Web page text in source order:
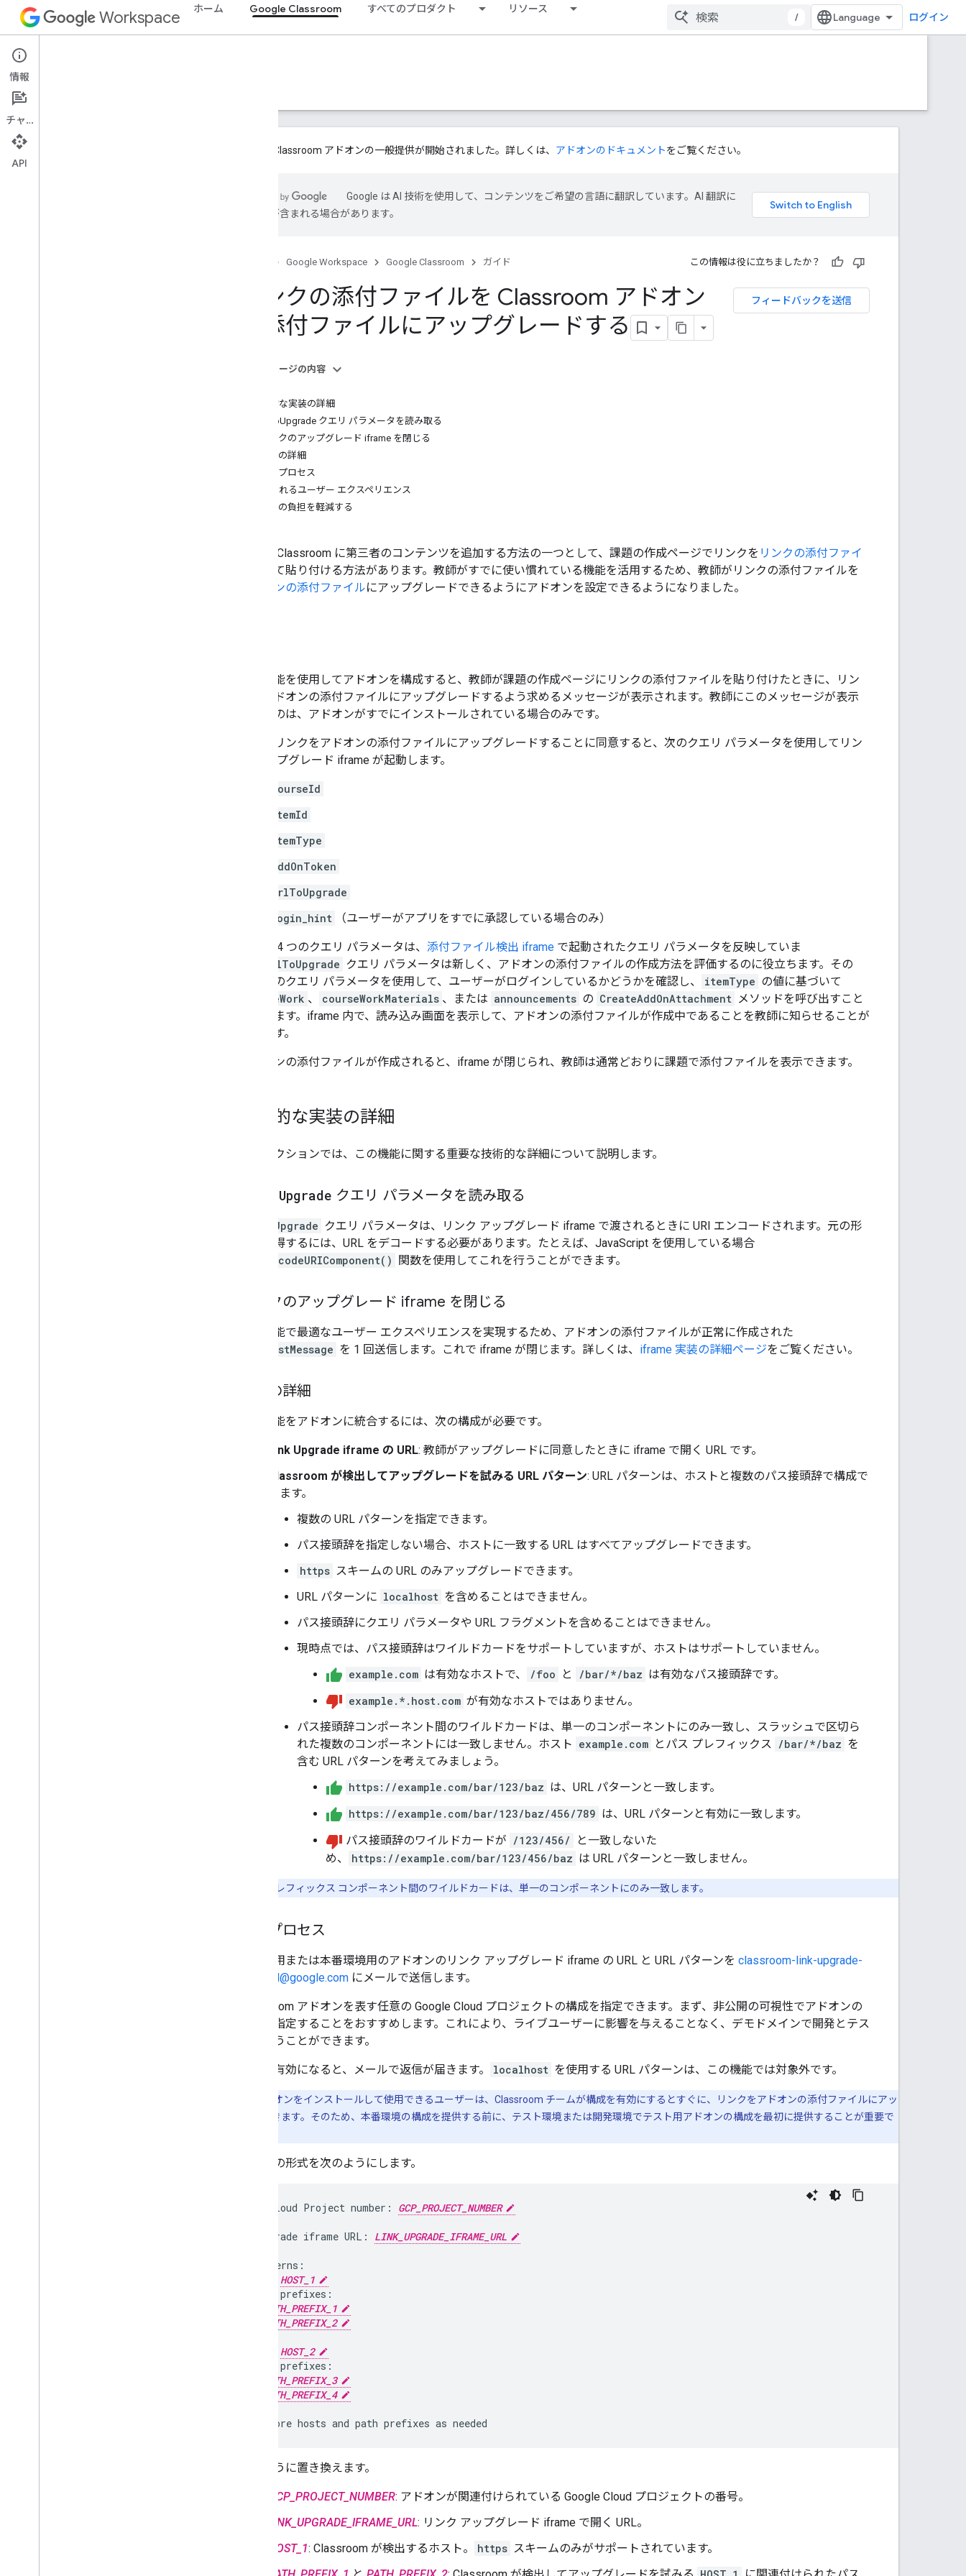
Workspace ホーム Google Classroom すべてのプロダクト リソース
/ ログイン
Google Classroom
概要
Google Classroom アドオンの一般提供が開始されました。詳しくは、 アドオンのドキュメントをご覧ください。
Google は AI 技術を使用して、コンテンツをご希望の言語に翻訳しています。AI 翻訳に
は誤りが含まれる場合があります。
Google Workspace Google Classroom ガイド この情報は役に立ちましたか？
フィードバックを送信
リンクの添付ファイルを Classroom アドオン
の添付ファイルにアップグレードする
このページの内容
技術的な実装の詳細
urlToUpgrade クエリ パラメータを読み取る
リンクのアップグレード iframe を閉じる
構成の詳細
開発プロセス
推奨されるユーザー エクスペリエンス
教師の負担を軽減する
教師が Classroom に第三者のコンテンツを追加する方法の一つとして、課題の作成ページでリンクを リンクの添付ファイ
として貼り付ける方法があります。教師がすでに使い慣れている機能を活用するため、教師がリンクの添付ファイルを
アドオンの添付ファイルにアップグレードできるようにアドオンを設定できるようになりました。
この機能を使用してアドオンを構成すると、教師が課題の作成ページにリンクの添付ファイルを貼り付けたときに、リン
クをアドオンの添付ファイルにアップグレードするよう求めるメッセージが表示されます。教師にこのメッセージが表示
されるのは、アドオンがすでにインストールされている場合のみです。
教師がリンクをアドオンの添付ファイルにアップグレードすることに同意すると、次のクエリ パラメータを使用してリン
ク アップグレード iframe が起動します。
courseId
itemId
itemType
addOnToken
urlToUpgrade
login_hint
（ユーザーがアプリをすでに承認している場合のみ）
最初の 4 つのクエリ パラメータは、 添付ファイル検出 iframe で起動されたクエリ パラメータを反映していま
urlToUpgrade クエリ パラメータは新しく、アドオンの添付ファイルの作成方法を評価するのに役立ちます。その
後、他のクエリ パラメータを使用して、ユーザーがログインしているかどうかを確認し、
itemType の値に基づいて
courseWork 、 courseWorkMaterials 、または announcements の CreateAddOnAttachment メソッドを呼び出すこと
ができます。iframe 内で、読み込み画面を表示して、アドオンの添付ファイルが作成中であることを教師に知らせることが
できます。
アドオンの添付ファイルが作成されると、iframe が閉じられ、教師は通常どおりに課題で添付ファイルを表示できます。
技術的な実装の詳細
このセクションでは、この機能に関する重要な技術的な詳細について説明します。
Upgrade クエリ パラメータを読み取る
urlToUpgrade クエリ パラメータは、リンク アップグレード iframe で渡されるときに URI エンコードされます。元の形
式で取得するには、URL をデコードする必要があります。たとえば、JavaScript を使用している場合
decodeURIComponent() 関数を使用してこれを行うことができます。
リンクのアップグレード iframe を閉じる
この機能で最適なユーザー エクスペリエンスを実現するため、アドオンの添付ファイルが正常に作成された
postMessage を 1 回送信します。これで iframe が閉じます。詳しくは、 iframe 実装の詳細ページをご覧ください。
構成の詳細
この機能をアドオンに統合するには、次の構成が必要です。
Link Upgrade iframe の URL: 教師がアップグレードに同意したときに iframe で開く URL です。
Classroom が検出してアップグレードを試みる URL パターン: URL パターンは、ホストと複数のパス接頭辞で構成で
きます。
複数の URL パターンを指定できます。
パス接頭辞を指定しない場合、ホストに一致する URL はすべてアップグレードできます。
https スキームの URL のみアップグレードできます。
URL パターンに localhost を含めることはできません。
パス接頭辞にクエリ パラメータや URL フラグメントを含めることはできません。
現時点では、パス接頭辞はワイルドカードをサポートしていますが、ホストはサポートしていません。
example.com は有効なホストで、 /foo と /bar/*/baz は有効なパス接頭辞です。
example.*.host.com が有効なホストではありません。
パス接頭辞コンポーネント間のワイルドカードは、単一のコンポーネントにのみ一致し、スラッシュで区切ら
れた複数のコンポーネントには一致しません。ホスト example.com とパス プレフィックス /bar/*/baz を
含む URL パターンを考えてみましょう。
https://example.com/bar/123/baz は、URL パターンと一致します。
https://example.com/bar/123/baz/456/789 は、URL パターンと有効に一致します。
パス接頭辞のワイルドカードが /123/456/
と一致しないた
め、
https://example.com/bar/123/456/baz は URL パターンと一致しません。
パス プレフィックス コンポーネント間のワイルドカードは、単一のコンポーネントにのみ一致します。
開発プロセス
テスト用または本番環境用のアドオンのリンク アップグレード iframe の URL と URL パターンを classroom-link-upgrade-
external@google.com にメールで送信します。
Classroom アドオンを表す任意の Google Cloud プロジェクトの構成を指定できます。まず、非公開の可視性でアドオンの
構成を指定することをおすすめします。これにより、ライブユーザーに影響を与えることなく、デモドメインで開発とテス
トを行うことができます。
構成が有効になると、メールで返信が届きます。 localhost を使用する URL パターンは、この機能では対象外です。
アドオンをインストールして使用できるユーザーは、Classroom チームが構成を有効にするとすぐに、リンクをアドオンの添付ファイルにアッ
プグレードできます。そのため、本番環境の構成を提供する前に、テスト環境または開発環境でテスト用アドオンの構成を最初に提供することが重要で
メールの形式を次のようにします。
Google Cloud Project number: GCP_PROJECT_NUMBER
Link Upgrade iframe URL: LINK_UPGRADE_IFRAME_URL
URL Patterns:
HOST_1
-   Path prefixes:
PATH_PREFIX_1
PATH_PREFIX_2
HOST_2
-   Path prefixes:
PATH_PREFIX_3
PATH_PREFIX_4
次のように置き換えます。
GCP_PROJECT_NUMBER: アドオンが関連付けられている Google Cloud プロジェクトの番号。
LINK_UPGRADE_IFRAME_URL: リンク アップグレード iframe で開く URL。
HOST_1: Classroom が検出するホスト。 https スキームのみがサポートされています。
情報
チャット
API